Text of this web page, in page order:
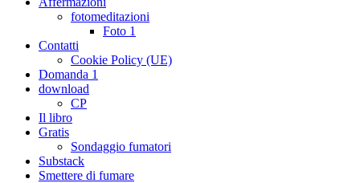
fotomeditazioni
Foto 1
Contatti
Cookie Policy (UE)
Domanda 1
download
CP
Il libro
Gratis
Sondaggio fumatori
Substack
Smettere di fumare